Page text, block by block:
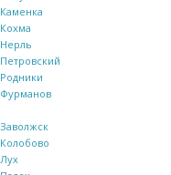
Каменка
Кохма
Нерль
Петровский
Родники
Фурманов
Заволжск
Колобово
Лух